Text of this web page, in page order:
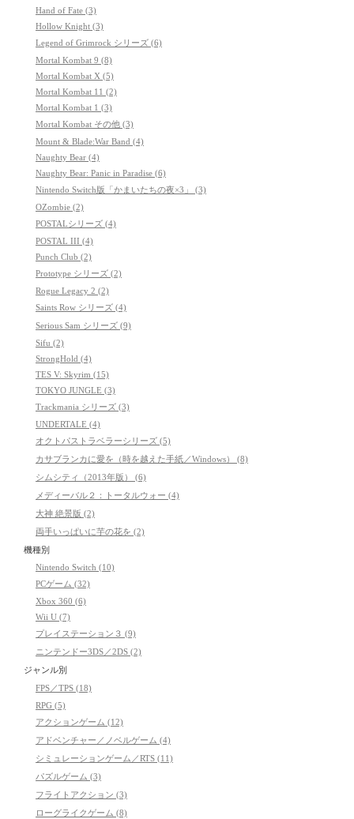
Hand of Fate (3)
Hollow Knight (3)
Legend of Grimrock シリーズ (6)
Mortal Kombat 9 (8)
Mortal Kombat X (5)
Mortal Kombat 11 (2)
Mortal Kombat 1 (3)
Mortal Kombat その他 (3)
Mount & Blade:War Band (4)
Naughty Bear (4)
Naughty Bear: Panic in Paradise (6)
Nintendo Switch版「かまいたちの夜×3」 (3)
OZombie (2)
POSTALシリーズ (4)
POSTAL III (4)
Punch Club (2)
Prototype シリーズ (2)
Rogue Legacy 2 (2)
Saints Row シリーズ (4)
Serious Sam シリーズ (9)
Sifu (2)
StrongHold (4)
TES V: Skyrim (15)
TOKYO JUNGLE (3)
Trackmania シリーズ (3)
UNDERTALE (4)
オクトパストラベラーシリーズ (5)
カサブランカに愛を（時を越えた手紙／Windows） (8)
シムシティ（2013年版） (6)
メディーバル２：トータルウォー (4)
大神 絶景版 (2)
両手いっぱいに芋の花を (2)
機種別
Nintendo Switch (10)
PCゲーム (32)
Xbox 360 (6)
Wii U (7)
プレイステーション３ (9)
ニンテンドー3DS／2DS (2)
ジャンル別
FPS／TPS (18)
RPG (5)
アクションゲーム (12)
アドベンチャー／ノベルゲーム (4)
シミュレーションゲーム／RTS (11)
パズルゲーム (3)
フライトアクション (3)
ローグライクゲーム (8)